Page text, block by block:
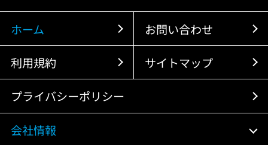
ホーム お問い合わせ
利用規約 サイトマップ
プライバシーポリシー
会社情報